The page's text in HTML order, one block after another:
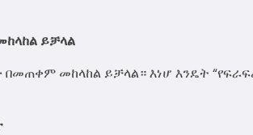
ይቻላል
መከላከል ይቻላል። እነሆ እንዴት